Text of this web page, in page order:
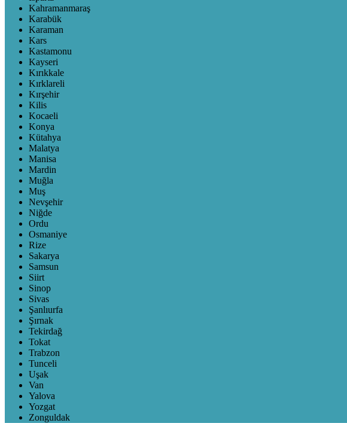
Kahramanmaraş
Karabük
Karaman
Kars
Kastamonu
Kayseri
Kırıkkale
Kırklareli
Kırşehir
Kilis
Kocaeli
Konya
Kütahya
Malatya
Manisa
Mardin
Muğla
Muş
Nevşehir
Niğde
Ordu
Osmaniye
Rize
Sakarya
Samsun
Siirt
Sinop
Sivas
Şanlıurfa
Şırnak
Tekirdağ
Tokat
Trabzon
Tunceli
Uşak
Van
Yalova
Yozgat
Zonguldak